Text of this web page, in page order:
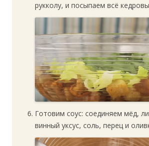
рукколу, и посыпаем всё
Готовим соус: соединяем мёд,
винный уксус, соль, перец и